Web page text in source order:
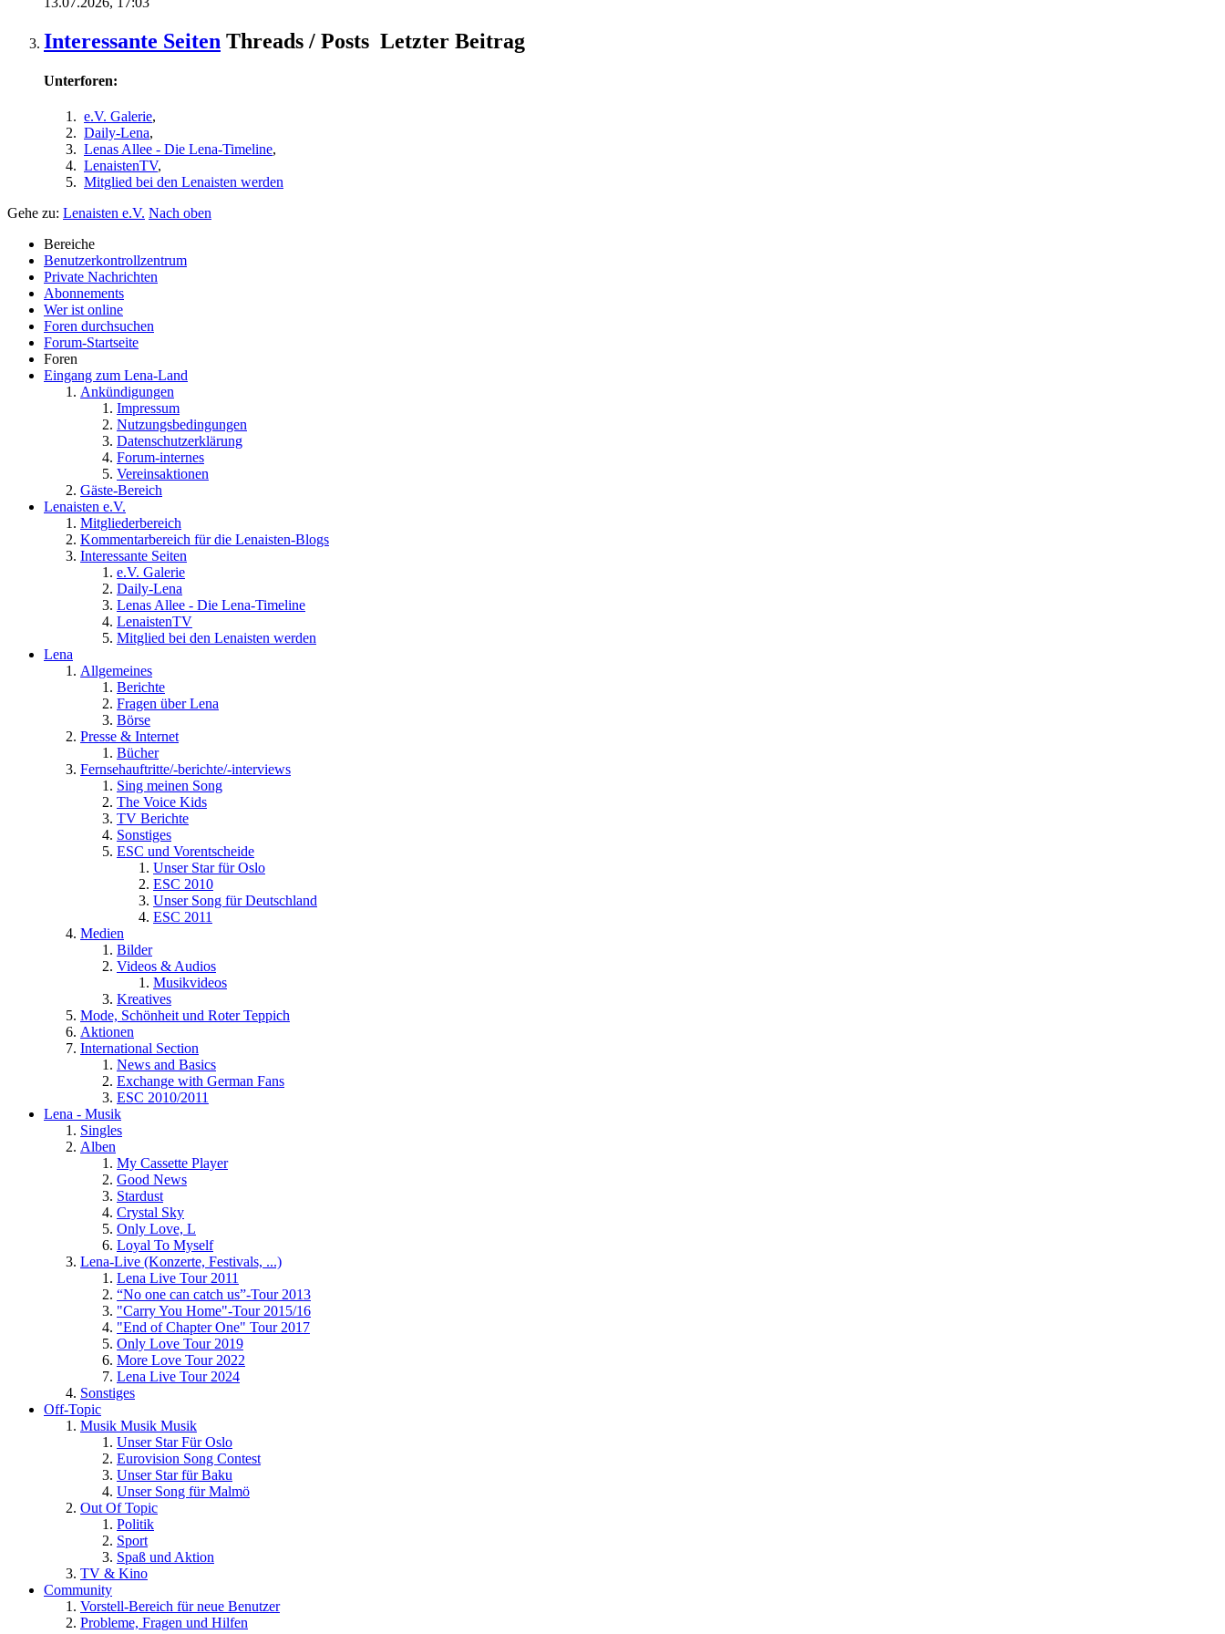
Interessante Seiten Threads / Posts Letzter Beitrag
Unterforen:
e.V. Galerie,
Daily-Lena,
Lenas Allee - Die Lena-Timeline,
LenaistenTV,
Mitglied bei den Lenaisten werden
Gehe zu: Lenaisten e.V. Nach oben
Bereiche
Benutzerkontrollzentrum
Private Nachrichten
Abonnements
Wer ist online
Foren durchsuchen
Forum-Startseite
Foren
Eingang zum Lena-Land
Ankündigungen
Impressum
Nutzungsbedingungen
Datenschutzerklärung
Forum-internes
Vereinsaktionen
Gäste-Bereich
Lenaisten e.V.
Mitgliederbereich
Kommentarbereich für die Lenaisten-Blogs
Interessante Seiten
e.V. Galerie
Daily-Lena
Lenas Allee - Die Lena-Timeline
LenaistenTV
Mitglied bei den Lenaisten werden
Lena
Allgemeines
Berichte
Fragen über Lena
Börse
Presse & Internet
Bücher
Fernsehauftritte/-berichte/-interviews
Sing meinen Song
The Voice Kids
TV Berichte
Sonstiges
ESC und Vorentscheide
Unser Star für Oslo
ESC 2010
Unser Song für Deutschland
ESC 2011
Medien
Bilder
Videos & Audios
Musikvideos
Kreatives
Mode, Schönheit und Roter Teppich
Aktionen
International Section
News and Basics
Exchange with German Fans
ESC 2010/2011
Lena - Musik
Singles
Alben
My Cassette Player
Good News
Stardust
Crystal Sky
Only Love, L
Loyal To Myself
Lena-Live (Konzerte, Festivals, ...)
Lena Live Tour 2011
“No one can catch us”-Tour 2013
"Carry You Home"-Tour 2015/16
"End of Chapter One" Tour 2017
Only Love Tour 2019
More Love Tour 2022
Lena Live Tour 2024
Sonstiges
Off-Topic
Musik Musik Musik
Unser Star Für Oslo
Eurovision Song Contest
Unser Star für Baku
Unser Song für Malmö
Out Of Topic
Politik
Sport
Spaß und Aktion
TV & Kino
Community
Vorstell-Bereich für neue Benutzer
Probleme, Fragen und Hilfen